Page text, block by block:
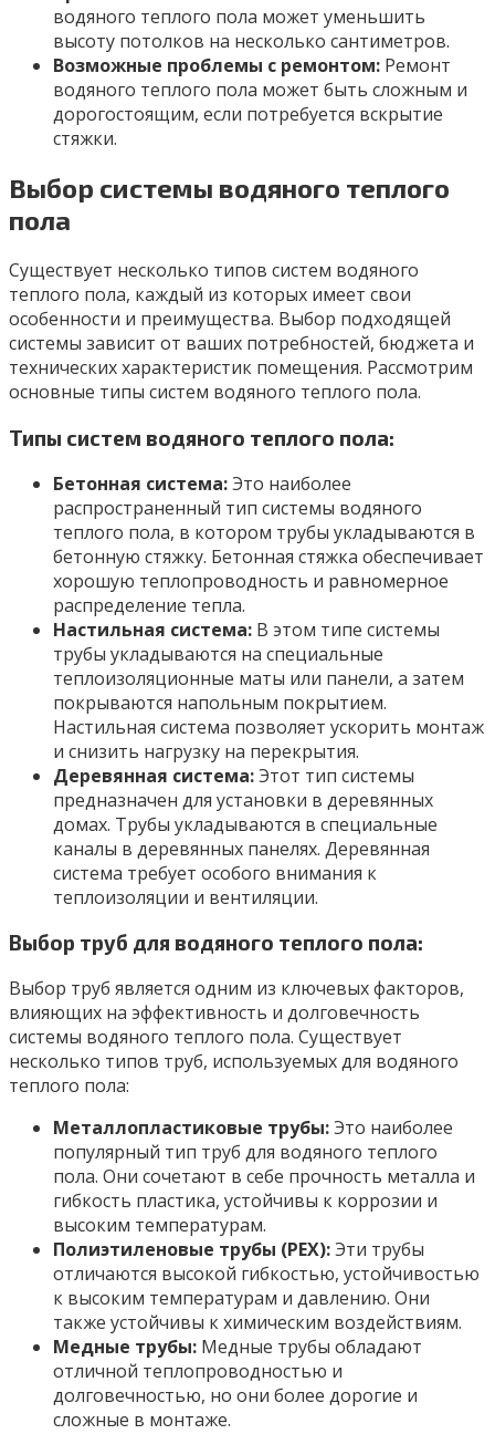
водяного теплого пола может уменьшить
высоту потолков на несколько сантиметров.
Возможные проблемы с ремонтом: Ремонт
водяного теплого пола может быть сложным и
дорогостоящим, если потребуется вскрытие
стяжки.
Выбор системы водяного теплого
пола
Существует несколько типов систем водяного
теплого пола, каждый из которых имеет свои
особенности и преимущества. Выбор подходящей
системы зависит от ваших потребностей, бюджета и
технических характеристик помещения. Рассмотрим
основные типы систем водяного теплого пола.
Типы систем водяного теплого пола:
Бетонная система:Это наиболее
распространенный тип системы водяного
теплого пола, в котором трубы укладываются в
бетонную стяжку. Бетонная стяжка обеспечивает
хорошую теплопроводность и равномерное
распределение тепла.
Настильная система: В этом типе системы
трубы укладываются на специальные
теплоизоляционные маты или панели, а затем
покрываются напольным покрытием.
Настильная система позволяет ускорить монтаж
и снизить нагрузку на перекрытия.
Деревянная система:Этот тип системы
предназначен для установки в деревянных
домах. Трубы укладываются в специальные
каналы в деревянных панелях. Деревянная
система требует особого внимания к
теплоизоляции и вентиляции.
Выбор труб для водяного теплого пола:
Выбор труб является одним из ключевых факторов,
влияющих на эффективность и долговечность
системы водяного теплого пола. Существует
несколько типов труб, используемых для водяного
теплого пола:
Металлопластиковые трубы:Это наиболее
популярный тип труб для водяного теплого
пола. Они сочетают в себе прочность металла и
гибкость пластика, устойчивы к коррозии и
высоким температурам.
Полиэтиленовые трубы (PEX):Эти трубы
отличаются высокой гибкостью, устойчивостью
к высоким температурам и давлению. Они
также устойчивы к химическим воздействиям.
Медные трубы: Медные трубы обладают
отличной теплопроводностью и
долговечностью, но они более дорогие и
сложные в монтаже.